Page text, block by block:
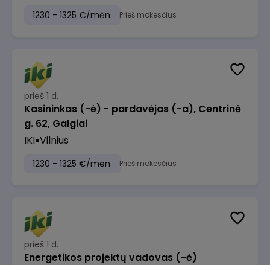
1230 - 1325 €/mėn. Prieš mokesčius
prieš 1 d.
Kasininkas (-ė) - pardavėjas (-a), Centrinė
g. 62, Galgiai
IKI Vilnius
1230 - 1325 €/mėn. Prieš mokesčius
prieš 1 d.
Energetikos projektų vadovas (-ė)